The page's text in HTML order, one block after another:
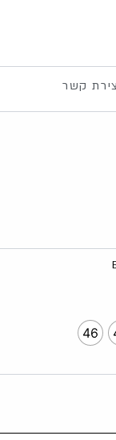
קשר
46